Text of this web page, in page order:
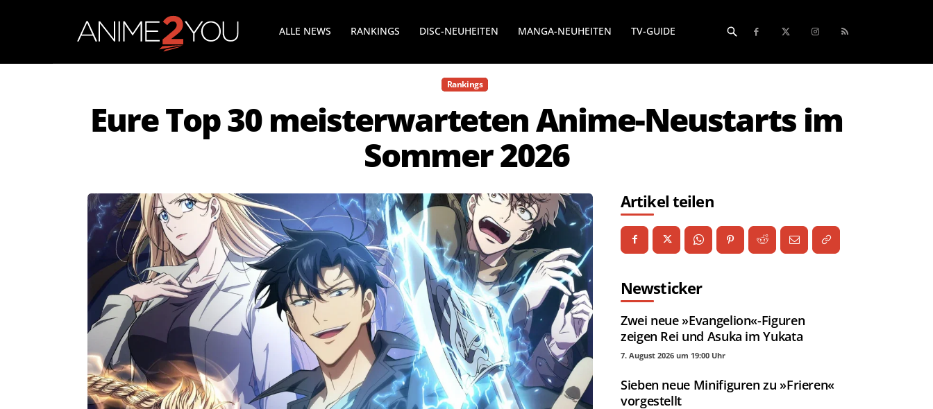
ALLE NEWS RANKINGS DISC-NEUHEITEN MANGA-NEUHEITEN TV-GUIDE
Rankings
Eure Top 30 meisterwarteten Anime-Neustarts im
Sommer 2026
Artikel teilen
Newsticker
Zwei neue »Evangelion«-Figuren
zeigen Rei und Asuka im Yukata
7. August 2026 um 19:00 Uhr
Sieben neue Minifiguren zu »Frieren«
vorgestellt